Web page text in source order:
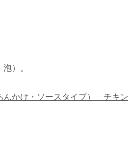
）。
んかけ・ソースタイプ） チキ